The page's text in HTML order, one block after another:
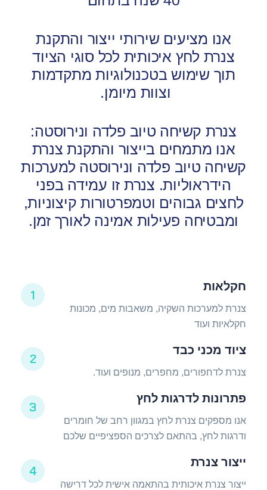
אנו מציעים שירותי ייצור והתקנת
צנרת לחץ איכותית לכל סוגי הציוד
תוך שימוש בטכנולוגיות מתקדמות
וצוות מיומן.
צנרת קשיחה טיוב פלדה ונירוסטה:
אנו מתמחים בייצור והתקנת צנרת
קשיחה טיוב פלדה ונירוסטה למערכות
הידראוליות. צנרת זו עמידה בפני
לחצים גבוהים וטמפרטורותקיצוניות,
ומבטיחה פעילות אמינה לאורך זמן.
1
חקלאות
צנרת למערכות השקיה, משאבות מים, מכונות
חקלאיות ועוד
2
ציוד מכני כבד
צנרת לדחפורים, מחפרים, מנופים ועוד.
3
פתרונות לדרגות לחץ
אנו מספקים צנרת לחץ במגוון רחב של חומרים
ודרגות לחץ, בהתאם לצרכים הספציפיים שלכם
4
ייצור צנרת
ייצור צנרת איכותית בהתאמה אישית לכל דרישה